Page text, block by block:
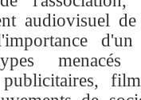
audiovisuel
menacés